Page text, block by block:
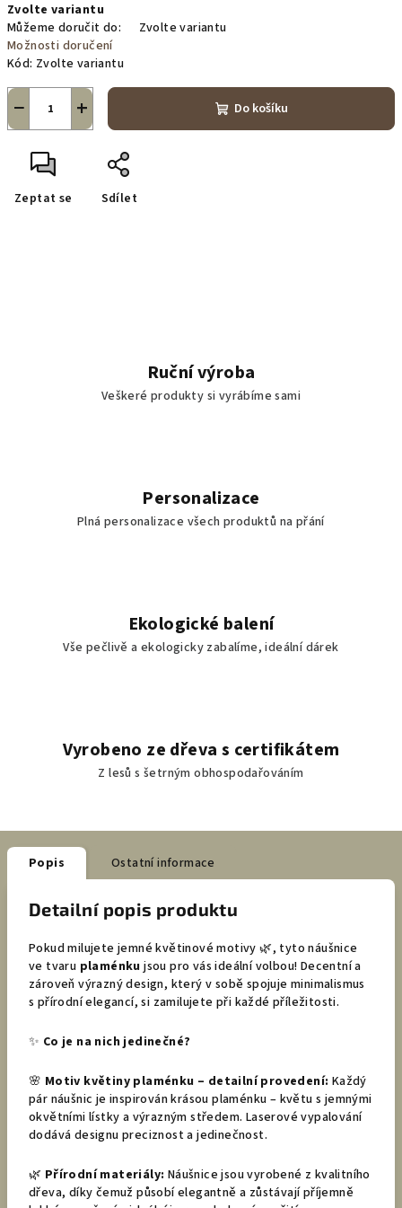
cena:
Zvolte variantu
Můžeme doručit do:
Zvolte variantu
Možnosti doručení
Kód: Zvolte variantu
+
− Do košíku
Zeptat se Sdílet
Ruční výroba
Veškeré produkty si vyrábíme sami
Personalizace
Plná personalizace všech produktů na přání
Ekologické balení
Vše pečlivě a ekologicky zabalíme, ideální dárek
Vyrobeno ze dřeva s certifikátem
Z lesů s šetrným obhospodařováním
Popis Ostatní informace
Detailní popis produktu
Pokud milujete jemné květinové motivy 🌿, tyto náušnice
ve tvaru plaménku jsou pro vás ideální volbou! Decentní a
zároveň výrazný design, který v sobě spojuje minimalismus
s přírodní elegancí, si zamilujete při každé příležitosti.
✨ Co je na nich jedinečné?
🌸 Motiv květiny plaménku – detailní provedení: Každý
pár náušnic je inspirován krásou plaménku – květu s jemnými
okvětními lístky a výrazným středem. Laserové vypalování
dodává designu preciznost a jedinečnost.
🌿 Přírodní materiály: Náušnice jsou vyrobené z kvalitního
dřeva, díky čemuž působí elegantně a zůstávají příjemně